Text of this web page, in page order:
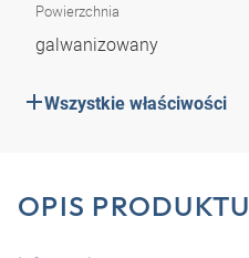
Powierzchnia
galwanizowany
Wszystkie właściwości
OPIS PRODUKTU